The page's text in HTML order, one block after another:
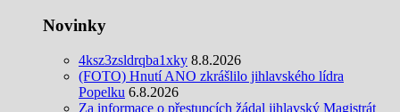
Novinky
4ksz3zsldrqba1xky 8.8.2026
(FOTO) Hnutí ANO zkrášlilo jihlavského lídra
Popelku 6.8.2026
Za informace o přestupcích žádal jihlavský Magistrát